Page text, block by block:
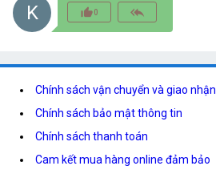
K thumb_up_alt0 reply_all
Chính sách vận chuyển và giao nhận
Chính sách bảo mật thông tin
Chính sách thanh toán
Cam kết mua hàng online đảm bảo